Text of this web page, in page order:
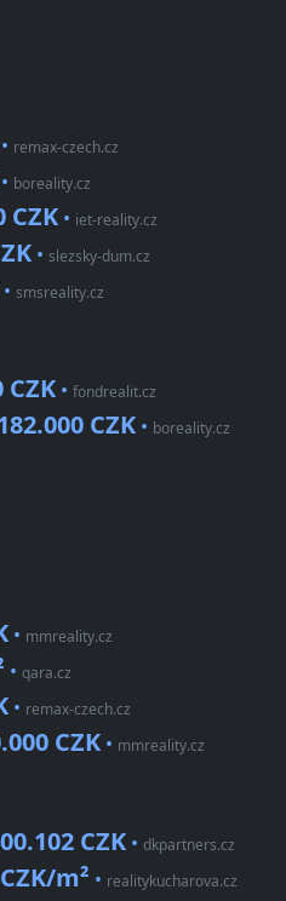
• remax-czech.cz
• boreality.cz
CZK • iet-reality.cz
• slezsky-dum.cz
• smsreality.cz
CZK • fondrealit.cz
CZK • boreality.cz
• mmreality.cz
• qara.cz
• remax-czech.cz
CZK • mmreality.cz
CZK • dkpartners.cz
m² • realitykucharova.cz